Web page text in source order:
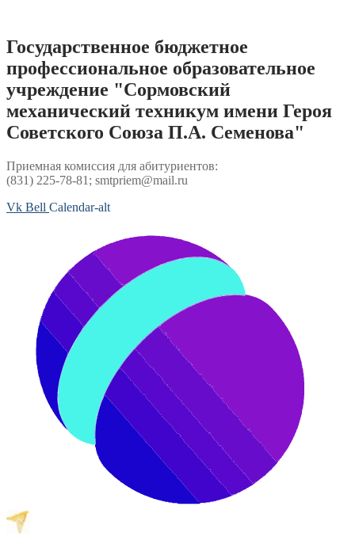
содержимому
Государственное бюджетное
профессиональное образовательное
учреждение "Сормовский
механический техникум имени Героя
Советского Союза П.А. Семенова"
Приемная комиссия для абитуриентов:
(831) 225-78-81; smtpriem@mail.ru
Vk Bell Calendar-alt